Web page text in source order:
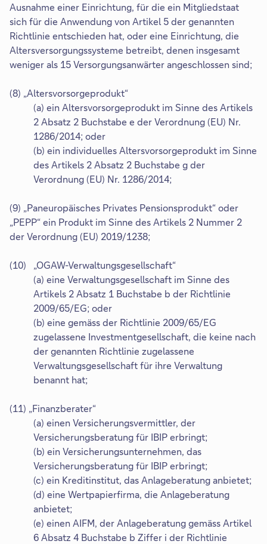
Ausnahme einer Einrichtung, für die ein Mitgliedstaat
sich für die Anwendung von Artikel 5 der genannten
Richtlinie entschieden hat, oder eine Einrichtung, die
Altersversorgungssysteme betreibt, denen insgesamt
weniger als 15 Versorgungsanwärter angeschlossen sind;
(8) „Altersvorsorgeprodukt“
(a) ein Altersvorsorgeprodukt im Sinne des Artikels
2 Absatz 2 Buchstabe e der Verordnung (EU) Nr.
1286/2014; oder
(b) ein individuelles Altersvorsorgeprodukt im Sinne
des Artikels 2 Absatz 2 Buchstabe g der
Verordnung (EU) Nr. 1286/2014;
(9) „Paneuropäisches Privates Pensionsprodukt“ oder
„PEPP“ ein Produkt im Sinne des Artikels 2 Nummer 2
der Verordnung (EU) 2019/1238;
(10) „OGAW-Verwaltungsgesellschaft“
(a) eine Verwaltungsgesellschaft im Sinne des
Artikels 2 Absatz 1 Buchstabe b der Richtlinie
2009/65/EG; oder
(b) eine gemäss der Richtlinie 2009/65/EG
zugelassene Investmentgesellschaft, die keine nach
der genannten Richtlinie zugelassene
Verwaltungsgesellschaft für ihre Verwaltung
benannt hat;
(11) „Finanzberater“
(a) einen Versicherungsvermittler, der
Versicherungsberatung für IBIP erbringt;
(b) ein Versicherungsunternehmen, das
Versicherungsberatung für IBIP erbringt;
(c) ein Kreditinstitut, das Anlageberatung anbietet;
(d) eine Wertpapierfirma, die Anlageberatung
anbietet;
(e) einen AIFM, der Anlageberatung gemäss Artikel
6 Absatz 4 Buchstabe b Ziffer i der Richtlinie